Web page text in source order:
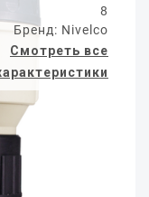
8
Бренд: Nivelco
Смотреть все